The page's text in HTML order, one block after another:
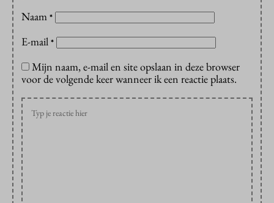
Naam *
E-mail *
Mijn naam, e-mail en site opslaan in deze browser
voor de volgende keer wanneer ik een reactie plaats.